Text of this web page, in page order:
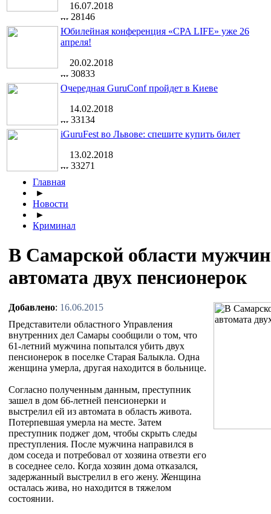
16.07.2018
28146
Юбилейная конференция «CPA LIFE» уже 26
апреля!
20.02.2018
30833
Очередная GuruConf пройдет в Киеве
14.02.2018
33134
iGuruFest во Львове: спешите купить билет
13.02.2018
33271
Главная
►
Новости
►
Криминал
В Самарской области
автомата двух пенсионерок
Добавлено: 16.06.2015
Представители областного Управления
внутренних дел Самары сообщили о том, что
61-летний мужчина попытался убить двух
пенсионерок в поселке Старая Балыкла. Одна
женщина умерла, другая находится в больнице.
Согласно полученным данным, преступник
зашел в дом 66-летней пенсионерки и
выстрелил ей из автомата в область живота.
Потерпевшая умерла на месте. Затем
преступник поджег дом, чтобы скрыть следы
преступления. После мужчина направился в
дом соседа и потребовал от хозяина отвезти его
в соседнее село. Когда хозяин дома отказался,
задержанный выстрелил в его жену. Женщина
осталась жива, но находится в тяжелом
состоянии.